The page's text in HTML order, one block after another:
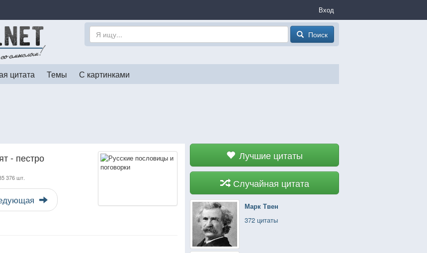
Вход
Поиск
цитата Темы С картинками
Лучшие цитаты
Случайная цитата
Марк Твен
372 цитаты
- пестро
376 шт.